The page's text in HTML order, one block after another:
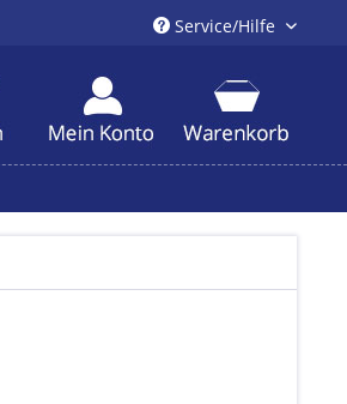
Service/Hilfe